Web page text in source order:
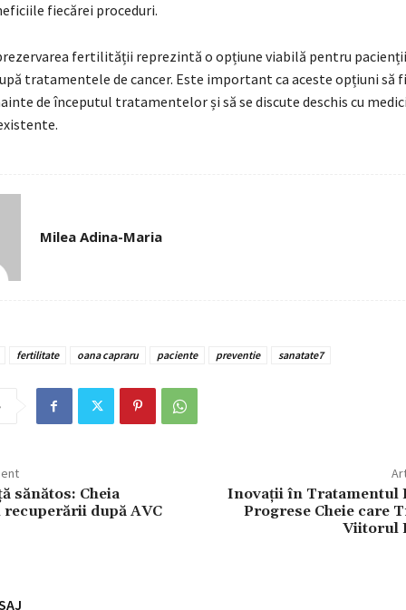
fiecărei proceduri.
fertilității reprezintă o opțiune viabilă pentru pacienții
tratamentele de cancer. Este important ca aceste opțiuni să
de începutul tratamentelor și să se discute deschis cu
Milea Adina-Maria
fertilitate oana capraru paciente preventie sanatate7
sănătos: Cheia
după AVC
Inovații în Tratamentul
Progrese Cheie care
Viitorul